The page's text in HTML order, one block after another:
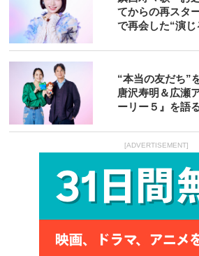
てからの再スタ
で再会した“演じ
“本当の友だち”
唐沢寿明＆広瀬
ーリー５』を語
[ADVERTISEMENT]